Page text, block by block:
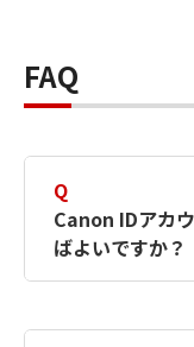
FAQ
Q
Canon IDアカ
ばよいですか？